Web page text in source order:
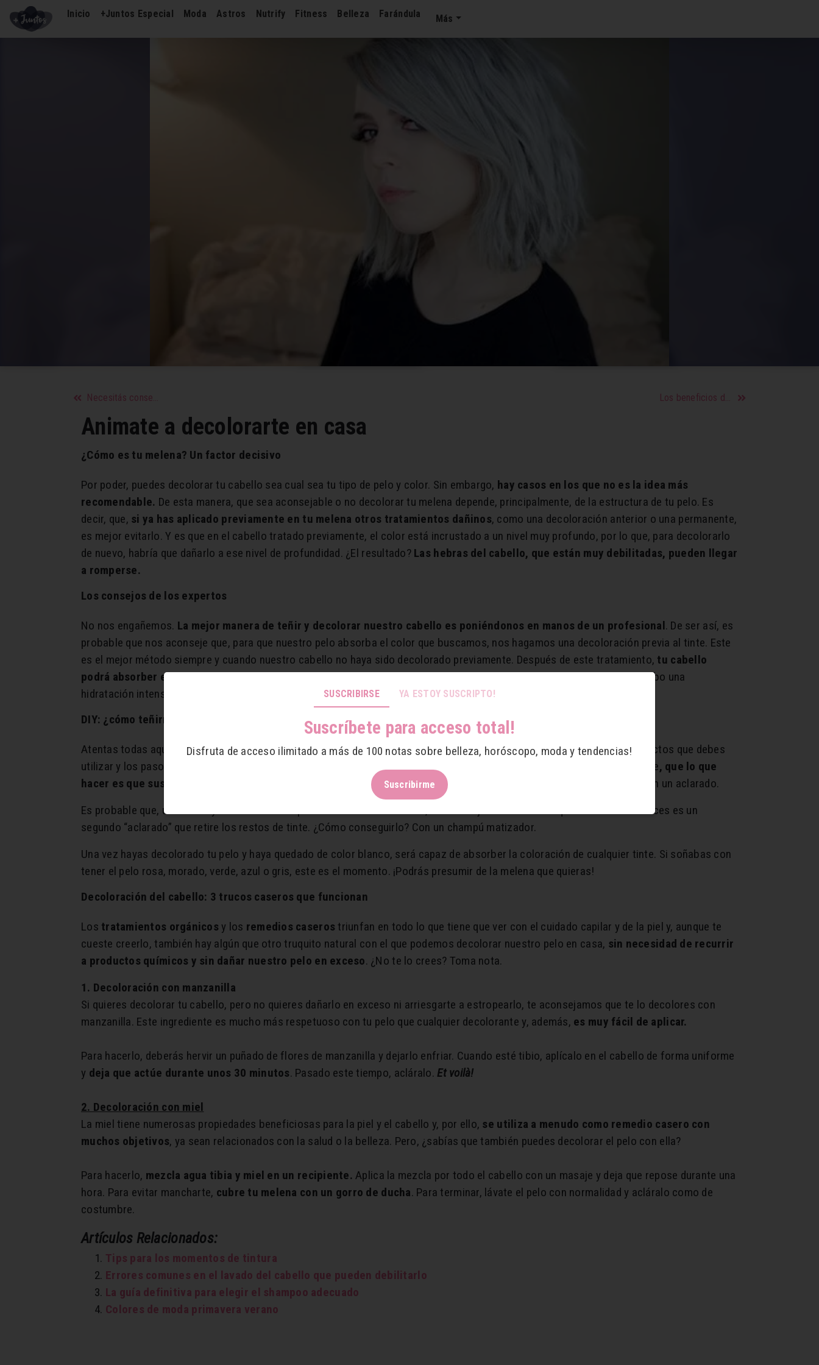
Inicio +Juntos Especial Moda Astros Nutrify Fitness Belleza Farándula Más
Necesitás consejos? Estos son los mejores signos! Los beneficios de la vitamina C
Animate a decolorarte en casa
¿Cómo es tu melena? Un factor decisivo
Por poder, puedes decolorar tu cabello sea cual sea tu tipo de pelo y color. Sin embargo, hay casos en los que no es la idea más
recomendable. De esta manera, que sea aconsejable o no decolorar tu melena depende, principalmente, de la estructura de tu pelo. Es
decir, que, si ya has aplicado previamente en tu melena otros tratamientos dañinos, como una decoloración anterior o una permanente,
es mejor evitarlo. Y es que en el cabello tratado previamente, el color está incrustado a un nivel muy profundo, por lo que, para decolorarlo
de nuevo, habría que dañarlo a ese nivel de profundidad. ¿El resultado? Las hebras del cabello, que están muy debilitadas, pueden llegar
a romperse.
Los consejos de los expertos
No nos engañemos. La mejor manera de teñir y decolorar nuestro cabello es poniéndonos en manos de un profesional. De ser así, es
probable que nos aconseje que, para que nuestro pelo absorba el color que buscamos, nos hagamos una decoloración previa al tinte. Este
es el mejor método siempre y cuando nuestro cabello no haya sido decolorado previamente. Después de este tratamiento, tu cabello
podrá absorber el color de cualquier tinte.Eso sí, es recomendable que, una vez terminado el tratamiento, se lleve a cabo una
hidratación intensa. De lo contrario, el pelo puede verse débil, sin brillo y demasiado frágil.
DIY: ¿cómo teñirnos el pelo en casa?
Atentas todas aquellas y aquellos que quieran aventurarse a decolorarse el pelo en casa,sabemos cuáles son los productos que debes
utilizar y los pasos que debes seguir. En primer lugar, deberás “blanquear” tu cabello. ¿Cómo? Con un producto decolorante, que lo que
hacer es que sus moléculas de color se disuelven en el interior del cabello y extraen el color.
Después, se retiran con un aclarado.
Es probable que, una vez hayas extraído de tu pelo las moléculas de color, veas reflejos amarillos. Lo que necesitas entonces es un
segundo “aclarado” que retire los restos de tinte. ¿Cómo conseguirlo? Con un champú matizador.
Una vez hayas decolorado tu pelo y haya quedado de color blanco, será capaz de absorber la coloración de cualquier tinte. Si soñabas con
tener el pelo rosa, morado, verde, azul o gris, este es el momento. ¡Podrás presumir de la melena que quieras!
Decoloración del cabello: 3 trucos caseros que funcionan
Los tratamientos orgánicos y los remedios caserostriunfan en todo lo que tiene que ver con el cuidado capilar y de la piel y, aunque te
cueste creerlo, también hay algún que otro truquito natural con el que podemos decolorar nuestro pelo en casa, sin necesidad de recurrir
a productos químicos y sin dañar nuestro pelo en exceso. ¿No te lo crees? Toma nota.
1. Decoloración con manzanilla
Si quieres decolorar tu cabello, pero no quieres dañarlo en exceso ni arriesgarte a estropearlo, te aconsejamos que te lo decolores con
manzanilla. Este ingrediente es mucho más respetuoso con tu pelo que cualquier decolorante y, además, es muy fácil de aplicar.
Para hacerlo, deberás hervir un puñado de flores de manzanilla y dejarlo enfriar. Cuando esté tibio, aplícalo en el cabello de forma uniforme
y deja que actúe durante unos 30 minutos. Pasado este tiempo, acláralo.Et voilà!
2. Decoloración con miel
La miel tiene numerosas propiedades beneficiosas para la piel y el cabello y, por ello, se utiliza a menudo como remedio casero con
muchos objetivos, ya sean relacionados con la salud o la belleza. Pero, ¿sabías que también puedes decolorar el pelo con ella?
Para hacerlo, mezcla agua tibia y miel en un recipiente. Aplica la mezcla por todo el cabello con un masaje y deja que repose durante una
hora. Para evitar mancharte, cubre tu melena con un gorro de ducha. Para terminar, lávate el pelo con normalidad y acláralo como de
costumbre.
Artículos Relacionados:
Tips para los momentos de tintura
Errores comunes en el lavado del cabello que pueden debilitarlo
La guía definitiva para elegir el shampoo adecuado
Colores de moda primavera verano
SUSCRIBIRSE YA ESTOY SUSCRIPTO!
Suscríbete para acceso total!
Disfruta de acceso ilimitado a más de 100 notas sobre belleza, horóscopo, moda y tendencias!
Suscribirme